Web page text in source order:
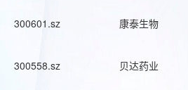
300601.sz 康泰生物
300558.sz 贝达药业